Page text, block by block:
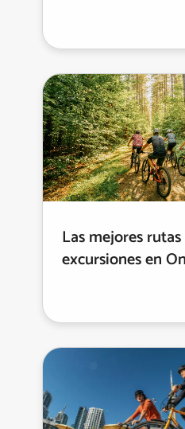
Las mejores
excursiones en